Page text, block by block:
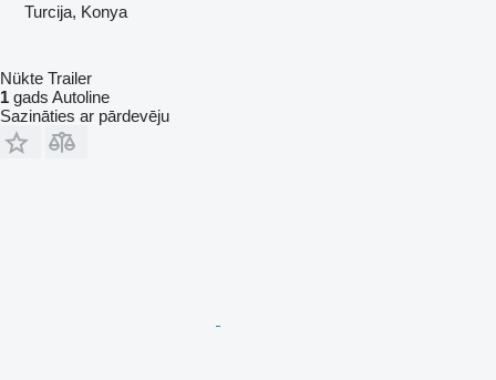
Turcija, Konya
Nükte Trailer
1 gads Autoline
Sazināties ar pārdevēju